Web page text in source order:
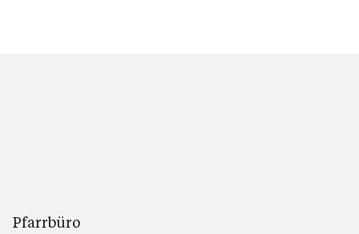
Pfarrbüro